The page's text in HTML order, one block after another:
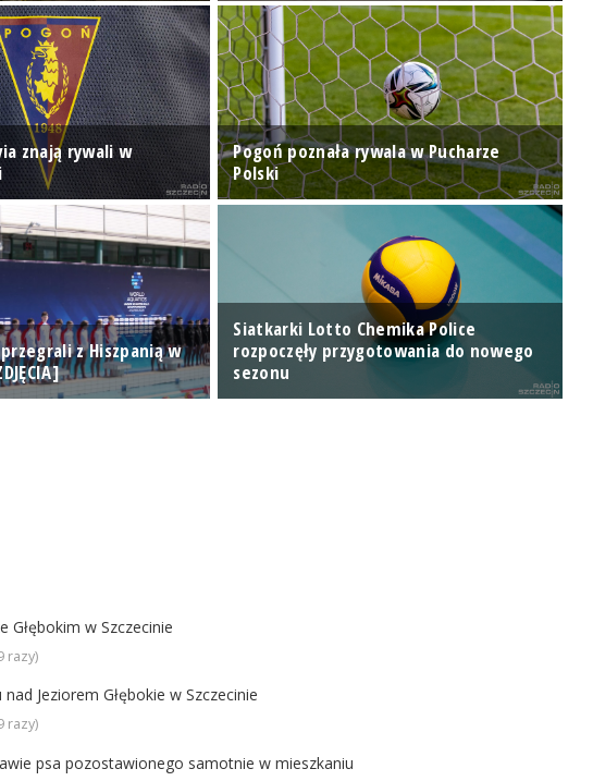
znają rywali w
Pogoń poznała rywala w Pucharze
Polski
z Hiszpanią w
Siatkarki Lotto Chemika Police
rozpoczęły przygotowania do nowego
sezonu
w Szczecinie
razy)
Jeziorem Głębokie w Szczecinie
razy)
psa pozostawionego samotnie w mieszkaniu